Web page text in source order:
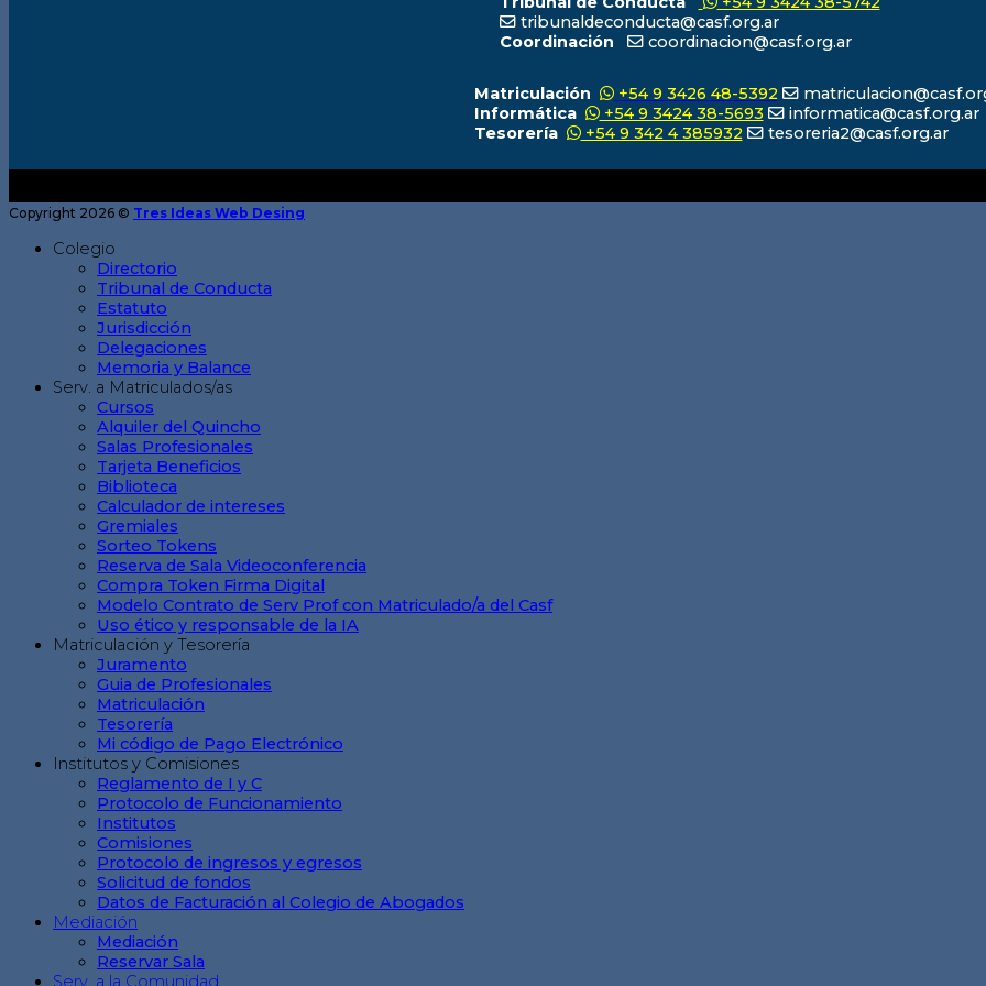
tribunaldeconducta@casf.org.ar
Coordinación
coordinacion@casf.org.ar
Matriculación +54 9 3426 48-5392
Informática
+54 9 3424 38-5693
informatica@casf.org.ar
Tesorería
+54 9 342 4 385932 tesoreria2@casf.org.ar
Copyright 2026 © Tres Ideas Web Desing
Colegio
Directorio
Tribunal de Conducta
Estatuto
Jurisdicción
Delegaciones
Memoria y Balance
Serv. a Matriculados/as
Cursos
Alquiler del Quincho
Salas Profesionales
Tarjeta Beneficios
Biblioteca
Calculador de intereses
Gremiales
Sorteo Tokens
Reserva de Sala Videoconferencia
Compra Token Firma Digital
Modelo Contrato de Serv Prof con Matriculado/a del Casf
Uso ético y responsable de la IA
Matriculación y Tesorería
Juramento
Guia de Profesionales
Matriculación
Tesorería
Mi código de Pago Electrónico
Institutos y Comisiones
Reglamento de I y C
Protocolo de Funcionamiento
Institutos
Comisiones
Protocolo de ingresos y egresos
Solicitud de fondos
Datos de Facturación al Colegio de Abogados
Mediación
Mediación
Reservar Sala
Serv. a la Comunidad